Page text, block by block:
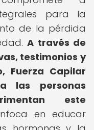
para la
de la pérdida
A través de
testimonios y
Fuerza Capilar
las personas
este
en educar